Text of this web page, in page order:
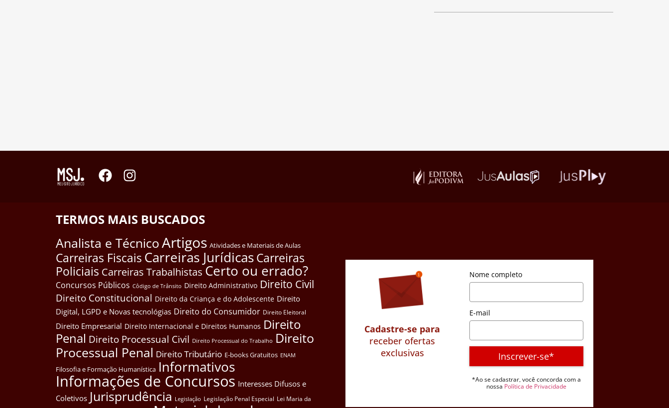
TERMOS MAIS BUSCADOS
Analista e TécnicoArtigos Atividades e Materiais de Aulas
Carreiras Fiscais Carreiras JurídicasCarreiras
Policiais Carreiras Trabalhistas Certo ou errado?
Concursos Públicos Côdigo de Trânsito Direito Administrativo Direito Civil
Direito Constitucional Direito da Criança e do Adolescente Direito
Digital, LGPD e Novas tecnológias Direito do Consumidor Direito Eleitoral
Direito Empresarial Direito Internacional e Direitos Humanos Direito
Penal Direito Processual Civil Direito Processual do Trabalho Direito
Processual Penal Direito Tributário E-books Gratuitos ENAM
Filosofia e Formação Humanística Informativos
Informações de Concursos Interesses Difusos e
Coletivos Jurisprudência Legislação Legislação Penal Especial Lei Maria da
Cadastre-se para
receber ofertas
exclusivas
Nome completo
E-mail
Inscrever-se*
*Ao se cadastrar, você concorda com a
nossa Política de Privacidade